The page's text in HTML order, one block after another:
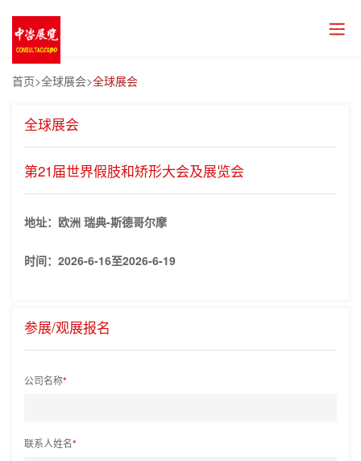
首页>全球展会>全球展会
全球展会
第21届世界假肢和矫形大会及展览会
地址：欧洲 瑞典-斯德哥尔摩
时间： 2026-6-16至2026-6-19
参展/观展报名
公司名称*
联系人姓名*